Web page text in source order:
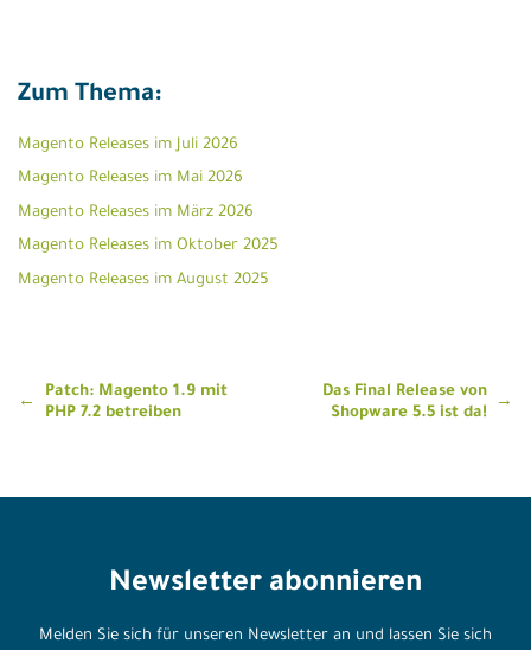
Zum Thema:
Magento Releases im Juli 2026
Magento Releases im Mai 2026
Magento Releases im März 2026
Magento Releases im Oktober 2025
Magento Releases im August 2025
Beitragsnavigation
Patch: Magento 1.9 mit
PHP 7.2 betreiben
Das Final Release von
Shopware 5.5 ist da!
Newsletter abonnieren
Melden Sie sich für unseren Newsletter an und lassen Sie sich